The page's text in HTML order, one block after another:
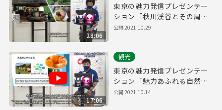
28:06
東京の魅力発信プレゼンテー
ション「秋川渓谷とその周り
の名勝」
公開2021.10.29
17:06
観光
東京の魅力発信プレゼンテー
ション「魅力あふれる自然・
文化・観光の地 武蔵村山市」
公開2021.10.14